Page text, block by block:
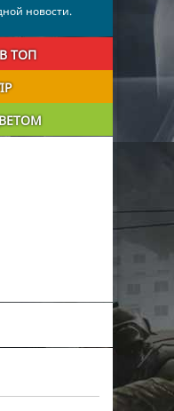
000:10:52
новости.
ТОП